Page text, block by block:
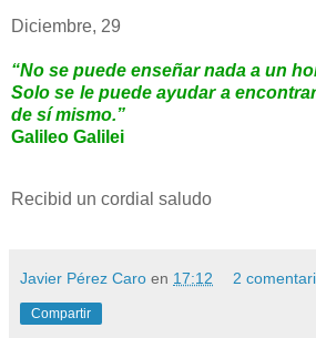
Diciembre, 29
“No se puede enseñar nada a un
Solo se le puede ayudar a
de sí mismo.”
Galileo Galilei
Recibid un cordial saludo
Javier Pérez Caro en 17:12 2
Compartir